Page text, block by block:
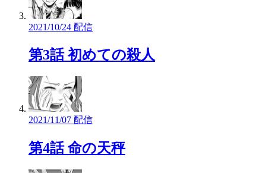
2021/10/24 配信
第3話 初めての殺人
2021/11/07 配信
第4話 命の天秤